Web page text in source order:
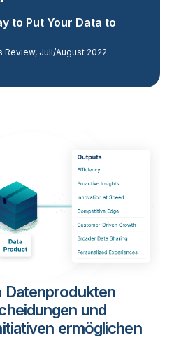
to Put Your Data to
Review, Juli/August 2022
Datenprodukten
und
ermöglichen